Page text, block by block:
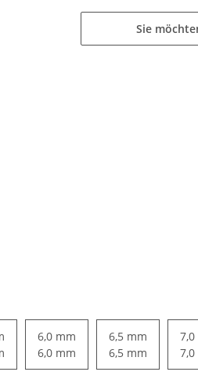
Sie
6,0 mm
6,0 mm
6,5 mm
6,5 mm